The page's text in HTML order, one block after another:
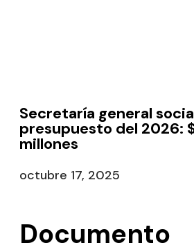
Secretaría general
presupuesto del 2026:
millones
octubre 17, 2025
Documento